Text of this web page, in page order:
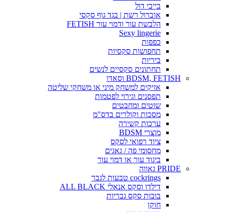
בייבי דול
אוברול רשת | בגד גוף סקסי
הלבשת עור ודמוי עור FETISH
Sexy lingerie
כפפות
תחפושות סקסיות
ביריות
תחתונים סקסיים לנשים
BDSM, FETISH וסאדו
אזיקים למשחק מיני או משחקי שליטה
תפסנים וגירוי לפטמות
שוטים ומחבטים
מסכות וקולרים בדס"מ
ערכות קשירה
מוצרי BDSM
ציוד רפואי לסקס
מחסומי פה / גאגים
ביגוד עור או דמוי עור
PRIDE גאווה
cockrings טבעות לגבר
דילדו וסקס אנאלי ALL BLACK
בובות סקס גבריות
חוקן